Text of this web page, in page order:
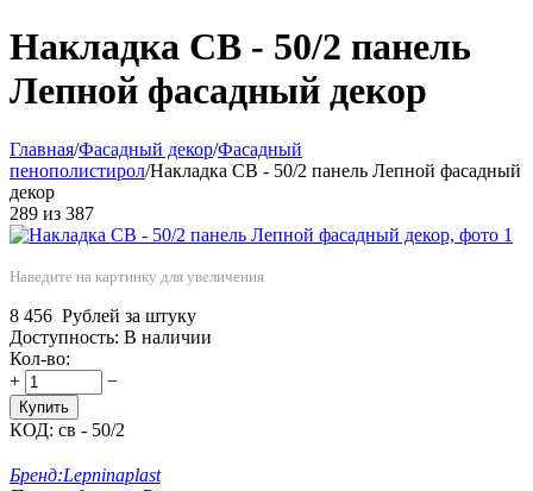
Накладка СВ - 50/2 панель
Лепной фасадный декор
Главная/Фасадный декор/Фасадный
пенополистирол/Накладка СВ - 50/2 панель Лепной фасадный
декор
289 из 387
Наведите на картинку для увеличения
8 456 Рублей за штуку
Доступность: В наличии
Кол-во:
+
−
Купить
КОД: св - 50/2
Бренд:Lepninaplast